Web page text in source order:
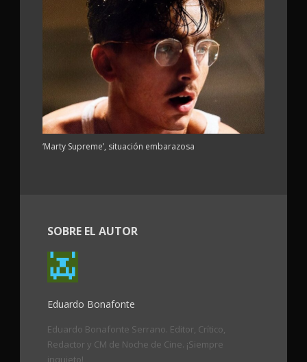
‘Marty Supreme’, situación embarazosa
SOBRE EL AUTOR
Eduardo Bonafonte
Eduardo Bonafonte Serrano. Editor, Crítico,
Redactor y CM de Noche de Cine. ¡Siempre
inquieto!